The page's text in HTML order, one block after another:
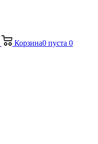
Корзина0 пуста 0